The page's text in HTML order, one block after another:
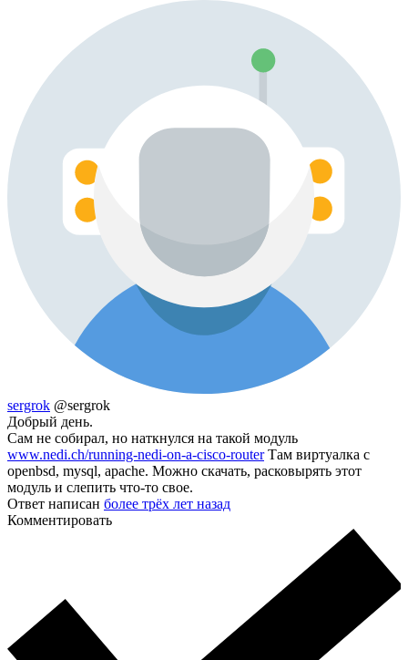
sergrok @sergrok
Добрый день.
Сам не собирал, но наткнулся на такой модуль
www.nedi.ch/running-nedi-on-a-cisco-routerТам виртуалка с
openbsd, mysql, apache. Можно скачать, расковырять этот
модуль и слепить что-то свое.
Ответ написан более трёх лет назад
Комментировать